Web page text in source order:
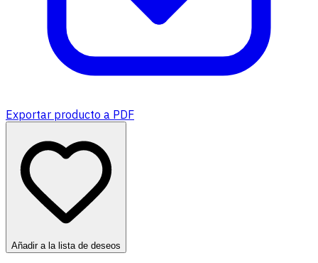
Exportar producto a PDF
Añadir a la lista de deseos